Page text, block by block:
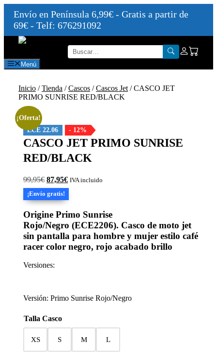
Envío en Península 6,99€ - Gratis a partir de
69€ - Telf: 676291092
Saltar
contenido
Menú
Inicio /Tienda /Cascos /Cascos Jet / CASCO JET
PRIMO SUNRISE RED/BLACK
¡Oferta!
ECE 22.06
- 12%
CASCO JET PRIMO SUNRISE
RED/BLACK
99,95€ El
precio
original
era:
99,95€.
87,95€El
precio
87,95€.
IVA incluido
¡Envío gratis!
Origine Primo Sunrise
Rojo/Negro (ECE2206). Casco de moto jet
sin pantalla para hombre y mujer estilo café
racer color negro, rojo acabado brillo
Versiones:
Versión: Primo Sunrise Rojo/Negro
Talla Casco
XS S M L